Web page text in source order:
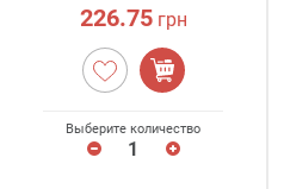
226.75грн
Выберите количество